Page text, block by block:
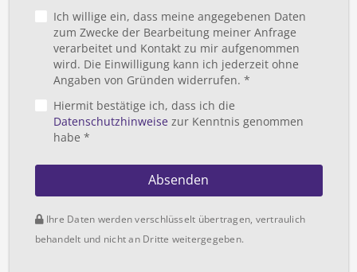
Ich willige ein, dass meine angegebenen Daten
zum Zwecke der Bearbeitung meiner Anfrage
verarbeitet und Kontakt zu mir aufgenommen
wird. Die Einwilligung kann ich jederzeit ohne
Angaben von Gründen widerrufen. *
Hiermit bestätige ich, dass ich die
Datenschutzhinweisezur Kenntnis genommen
habe *
Absenden
Ihre Daten werden verschlüsselt übertragen, vertraulich
behandelt und nicht an Dritte weitergegeben.